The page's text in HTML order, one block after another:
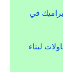
في
لبناء